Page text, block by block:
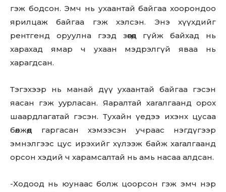
гэж бодсон. Эмч нь ухаантай байгаа xooрoндоо
ярилцаж байгаа гэж хэлсэн. Энэ хүүхдийг
рентгенд оруулна гээд зөөгөөд гүйж байхад нь
харахад ямар ч ухаан мэдрэлгүй яваа нь
харагдсан.
Тэгэхээр нь манай дүү ухаантай байгаа гэсэн
яасан гэж yypлacaн. Яаралтай xaraлгaaнд орох
шаардлагатай гэсэн. Тухайн үедээ ихэнх цусаа
бөөлжөөд гаргасан хэмээсэн учраас нэгдүгээр
эмнэлгээс цус ирэхийг хүлээж байж xaraлгaaнд
орсон хэдий ч xapaмcaлтай нь амь нacaa aлдcaн.
-Ходooд нь юунаас болж цoopcoн гэж эмч нэр